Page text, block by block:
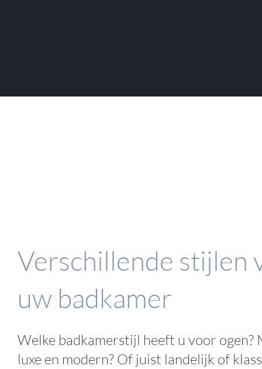
Verschillende stijlen
uw badkamer
Welke badkamerstijl heeft u voor ogen?
luxe en modern? Of juist landelijk of